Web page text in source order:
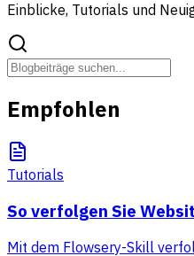
Einblicke, Tutorials und
Empfohlen
Tutorials
So verfolgen Sie
Mit dem Flowsery-Skill